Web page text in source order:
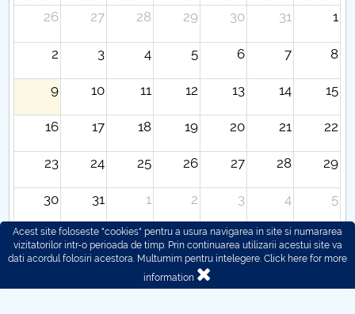
26
27 28 29 30 31 1
2 3 4 5 6 7 8
9 10 11 12 13 14 15
16 17 18 19 20 21 22
23 24 25 26 27 28 29
30 31 1 2 3 4 5
Acest site foloseste "cookies" pentru a usura navigarea in site si numararea
vizitatorilor intr-o perioada de timp. Prin continuarea utilizarii acestui site va
dati acordul folosiri acestora. Multumim pentru intelegere. Click here for more
information